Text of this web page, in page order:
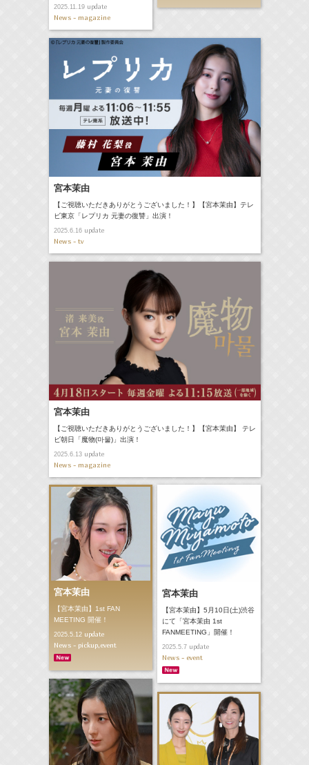
2025.11.19update
News - magazine
宮本茉由
【ご視聴いただきありがとうございました！】【宮本茉由】テレ
ビ東京「レプリカ 元妻の復讐」出演！
2025.6.16update
News - tv
宮本茉由
【ご視聴いただきありがとうございました！】【宮本茉由】 テレ
ビ朝日「魔物(마물)」出演！
2025.6.13update
News - magazine
宮本茉由
【宮本茉由】1st FAN
MEETING 開催！
2025.5.12update
News - pickup,event
宮本茉由
【宮本茉由】5月10日(土)渋谷
にて「宮本茉由 1st
FANMEETING」開催！
2025.5.7update
News - event